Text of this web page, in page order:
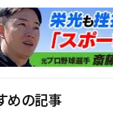
めの記事